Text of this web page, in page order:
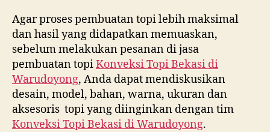
Agar proses pembuatan topi lebih maksimal
dan hasil yang didapatkan memuaskan,
sebelum melakukan pesanan di jasa
pembuatan topiKonveksi Topi Bekasi di
Warudoyong, Anda dapat mendiskusikan
desain, model, bahan, warna, ukuran dan
aksesoris topi yang diinginkan dengan tim
Konveksi Topi Bekasi diWarudoyong.